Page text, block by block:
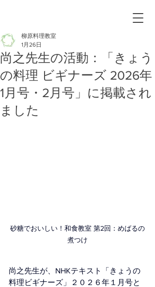
尚之先生の活動：「きょう
の料理 ビギナーズ 2026年
1月号・2月号」に掲載され
ました
柳原料理教室
1月26日
砂糖でおいしい！和食教室 第2回：めばるの
煮つけ
尚之先生が、NHKテキスト「きょうの
料理ビギナーズ」２０２６年１月号と